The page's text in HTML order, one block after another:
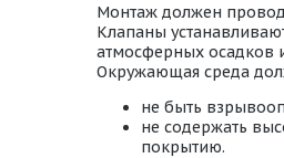
Монтаж должен
Клапаны
атмосферных осадков
Окружающая среда
не быть
не содержать
покрытию.